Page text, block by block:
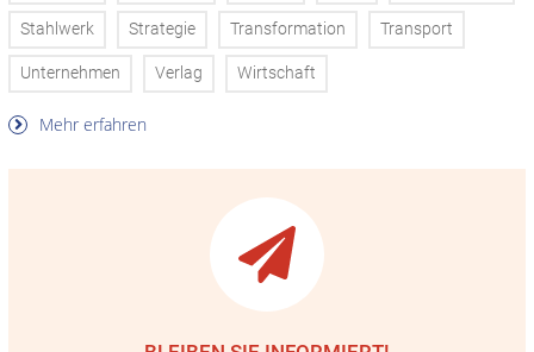
Stahlwerk Strategie Transformation Transport
Unternehmen Verlag Wirtschaft
Mehr erfahren